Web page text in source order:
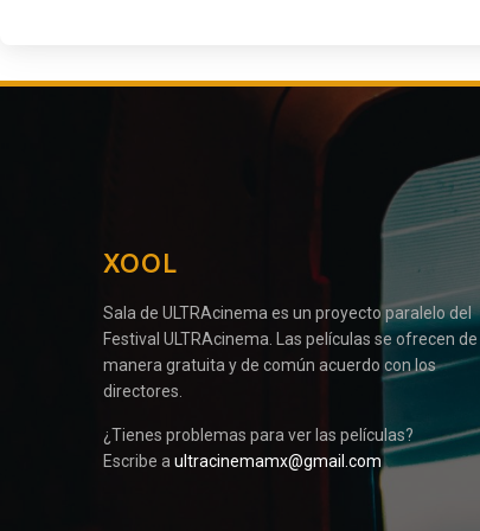
XOOL
Sala de ULTRAcinema es un proyecto paralelo del
Festival ULTRAcinema. Las películas se ofrecen de
manera gratuita y de común acuerdo con los
directores.
¿Tienes problemas para ver las películas?
Escribe a ultracinemamx@gmail.com